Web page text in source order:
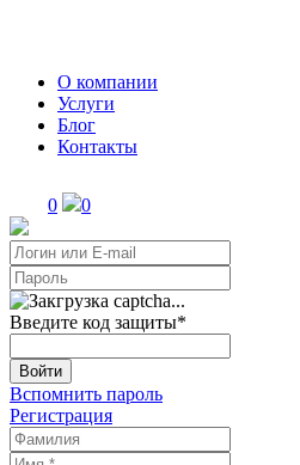
О компании
Услуги
Блог
Контакты
0 0
Введите код защиты*
Войти
Вспомнить пароль
Регистрация